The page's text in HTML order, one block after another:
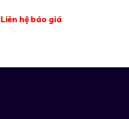
Liên hệ báo giá